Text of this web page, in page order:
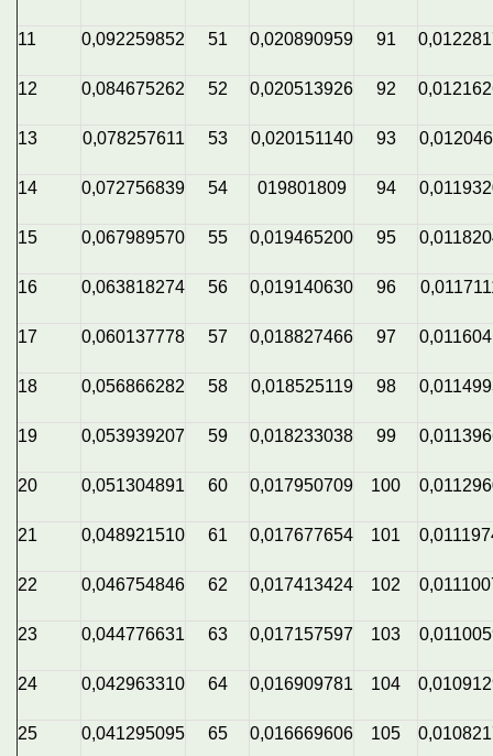
11 0,092259852 51 0,020890959 91
12 0,084675262 52 0,020513926 92
13 0,078257611 53 0,020151140 93
14 0,072756839 54 019801809 94
15 0,067989570 55 0,019465200 95
16 0,063818274 56 0,019140630 96
17 0,060137778 57 0,018827466 97
18 0,056866282 58 0,018525119 98
19 0,053939207 59 0,018233038 99
20 0,051304891 60 0,017950709 100
21 0,048921510 61 0,017677654 101
22 0,046754846 62 0,017413424 102
23 0,044776631 63 0,017157597 103
24 0,042963310 64 0,016909781 104
25 0,041295095 65 0,016669606 105